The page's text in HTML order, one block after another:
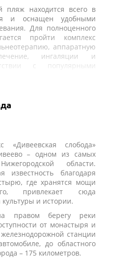
пляж находится всего в
и оснащен удобными
Для полноценного
пройти комплекс
аппаратную
ингаляции и
с популярными
«Дивеевская слобода»
– одном из самых
области.
известность благодаря
где хранятся мощи
привлекает сюда
и истории.
правом берегу реки
от монастыря и
станции
до областного
– 175 километров.